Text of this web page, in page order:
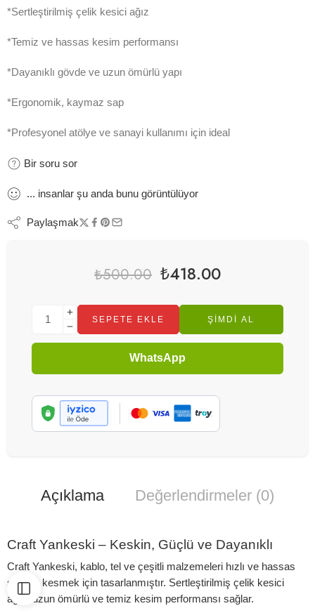
*Sertleştirilmiş çelik kesici ağız
*Temiz ve hassas kesim performansı
*Dayanıklı gövde ve uzun ömürlü yapı
*Ergonomik, kaymaz sap
*Profesyonel atölye ve sanayi kullanımı için ideal
Bir soru sor
... insanlar şu anda bunu görüntülüyor
Paylaşmak
₺500.00 ₺418.00
SEPETE EKLE ŞIMDI AL
WhatsApp
Açıklama Değerlendirmeler (0)
Craft Yankeski – Keskin, Güçlü ve Dayanıklı
Craft Yankeski, kablo, tel ve çeşitli malzemeleri hızlı ve hassas
şekilde kesmek için tasarlanmıştır. Sertleştirilmiş çelik kesici
ağız, uzun ömürlü ve temiz kesim performansı sağlar.